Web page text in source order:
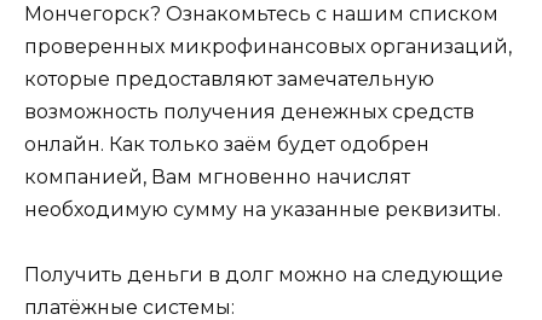
Мончегорск? Ознакомьтесь с нашим списком
проверенных микрофинансовых организаций,
которые предоставляют замечательную
возможность получения денежных средств
онлайн. Как только заём будет одобрен
компанией, Вам мгновенно начислят
необходимую сумму на указанные реквизиты.
Получить деньги в долг можно на следующие
платёжные системы: